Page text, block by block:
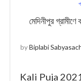
মেদিনীপুর
byBiplabi
Kali Puja 2021